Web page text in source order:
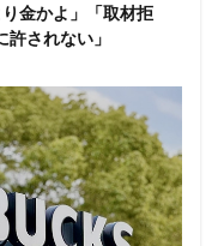
金かよ」「取材拒
されない」